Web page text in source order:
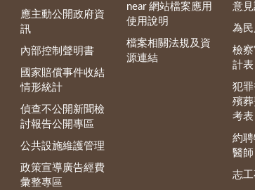
應主動公開政府資
訊
內部控制聲明書
國家賠償事件收結
情形統計
偵查不公開新聞檢
討報告公開專區
公共設施維護管理
政策宣導廣告經費
彙整專區
near 網站檔案應用
使用說明
檔案相關法規及資
源連結
意
為
檢
計表
犯
殯
考表
約
醫師
志